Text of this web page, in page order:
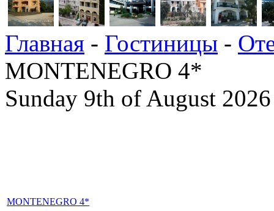
Главная - Гостиницы -
MONTENEGRO 4*
Sunday 9th of August 2026
MONTENEGRO 4*